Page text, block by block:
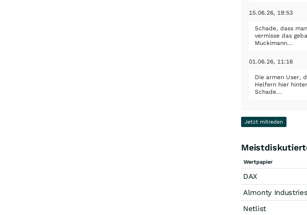
15.06.26, 19:53
Schade, dass
vermisse das
Muckimann...
01.06.26, 11:16
Die armen User,
Helfern hier
Schade...
Jetzt mitreden
Wertpapier
DAX
Almonty Industries
Netlist